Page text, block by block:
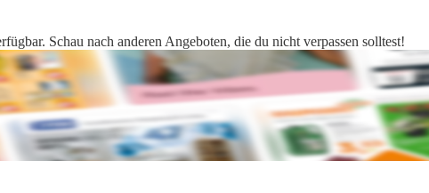
Schau nach anderen Angeboten, die du nicht verpassen solltest!